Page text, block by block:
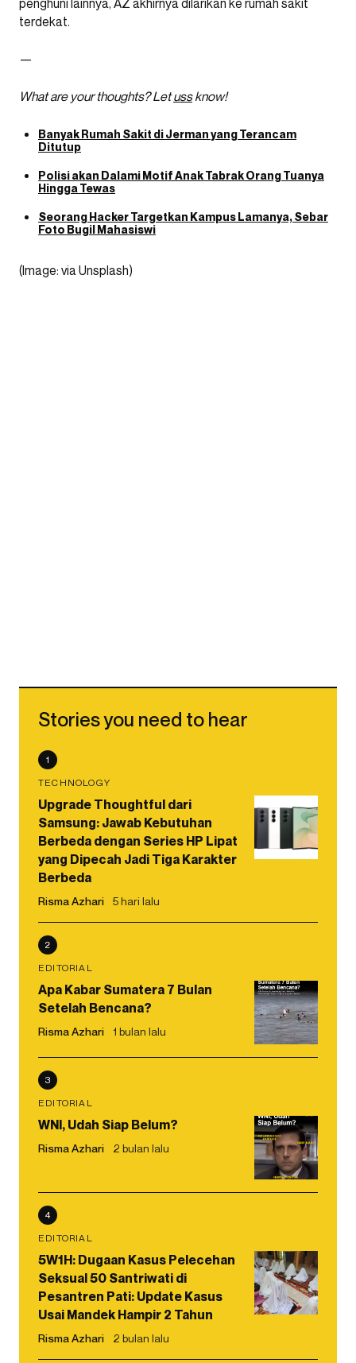
terdekat.
—
What are your thoughts? Letussknow!
Banyak Rumah Sakit di Jerman yang Terancam
Ditutup
Polisi akan Dalami Motif Anak Tabrak Orang Tuanya
Hingga Tewas
Seorang Hacker Targetkan Kampus Lamanya, Sebar
Foto Bugil Mahasiswi
(Image: via Unsplash)
Stories you need to hear
1
TECHNOLOGY
Upgrade Thoughtful dari
Samsung: Jawab Kebutuhan
Berbeda dengan Series HP Lipat
yang Dipecah Jadi Tiga Karakter
Berbeda
Risma Azhari 5 hari lalu
2
EDITORIAL
Apa Kabar Sumatera 7 Bulan
Setelah Bencana?
Risma Azhari 1 bulan lalu
3
EDITORIAL
WNI, Udah Siap Belum?
Risma Azhari 2 bulan lalu
4
EDITORIAL
5W1H: Dugaan Kasus Pelecehan
Seksual 50 Santriwati di
Pesantren Pati: Update Kasus
Usai Mandek Hampir 2 Tahun
Risma Azhari 2 bulan lalu